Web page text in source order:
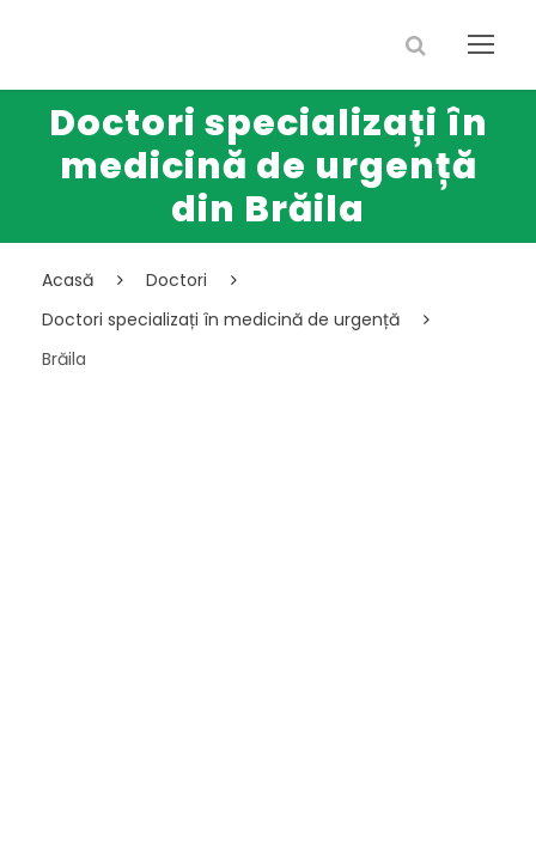
Doctori specializați în
medicină de urgență
din Brăila
Acasă
Doctori
Doctori specializați în medicină de urgență
Brăila